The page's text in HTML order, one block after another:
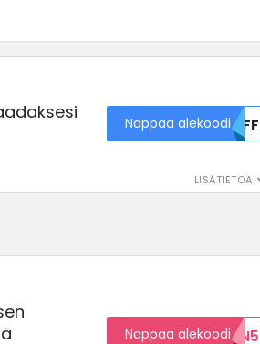
LISÄTIETOA
Nappaa alekoodiMDFF
Nappaa alekoodi
ALENNUKSEN5